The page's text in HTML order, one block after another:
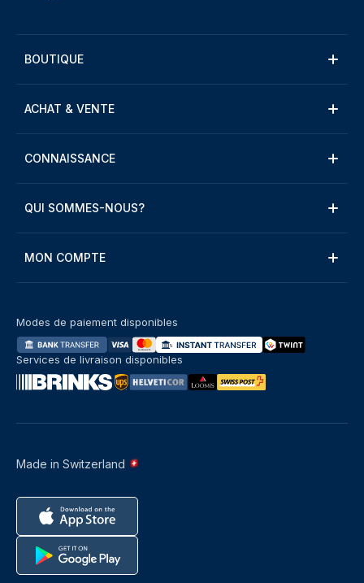
BOUTIQUE
ACHAT & VENTE
CONNAISSANCE
QUI SOMMES-NOUS?
MON COMPTE
Made in Switzerland
Modes de paiement disponibles
Services de livraison disponibles